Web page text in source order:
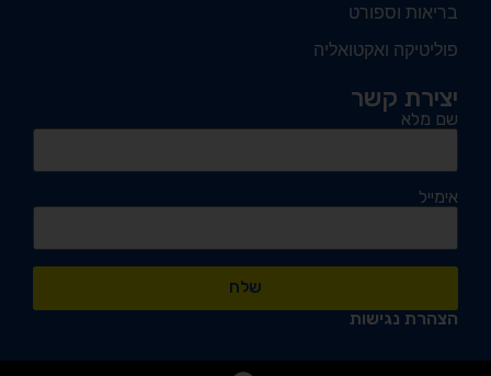
בריאות וספורט
פוליטיקה ואקטואליה
יצירת קשר
שם מלא
אימייל
שלח
הצהרת נגישות